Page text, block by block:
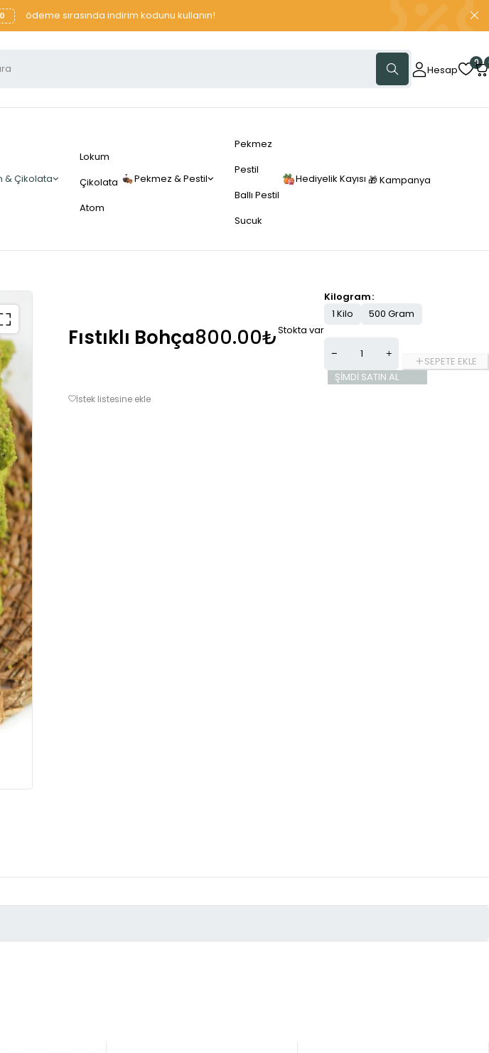
ödeme sırasında indirim kodunu kullanın!
Hesap
0
& Çikolata
Lokum
Çikolata
Atom
Pekmez & Pestil
Pekmez
Pestil
Ballı Pestil
Sucuk
Hediyelik Kayısı 🎁 Kampanya
Fıstıklı Bohça800.00₺Stokta var
Kilogram
1 Kilo
500 Gram
SEPETE EKLE
ŞIMDI SATIN AL